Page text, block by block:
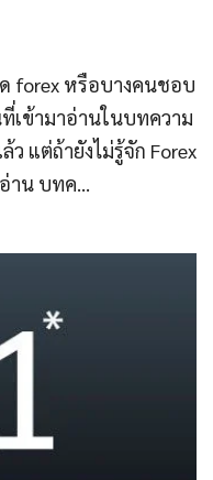
forex หรือบางคนชอบ
เข้ามาอ่านในบทความ
แต่ถ้ายังไม่รู้จัก Forex
าน บทค...